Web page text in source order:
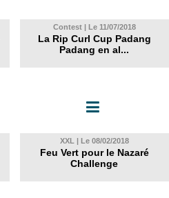
Contest | Le 11/07/2018
La Rip Curl Cup Padang
Padang en al...
XXL | Le 08/02/2018
Feu Vert pour le Nazaré
Challenge